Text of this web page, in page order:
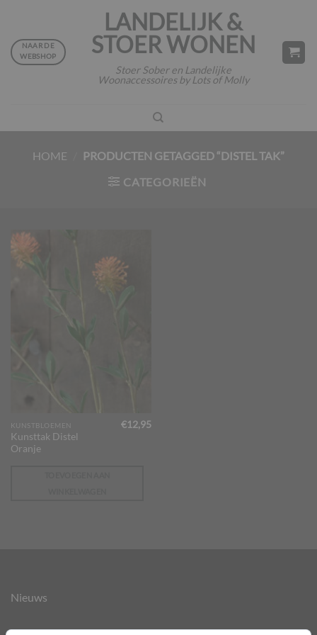
inhoud
LANDELIJK &
STOER WONEN
Stoer Sober en Landelijke
Woonaccessoires by Lots of Molly
NAAR DE
WEBSHOP
HOME
PRODUCTEN GETAGGED “DISTEL TAK”
CATEGORIEËN
KUNSTBLOEMEN
Kunsttak Distel
Oranje
€12,95
Nieuws